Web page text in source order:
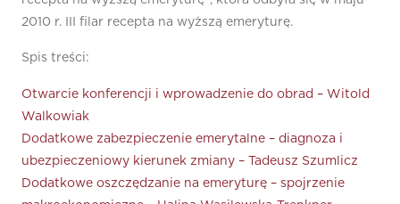
2010 r. III filar recepta na wyższą emeryturę.
Spis treści:
Otwarcie konferencji i wprowadzenie do obrad – Witold
Walkowiak
Dodatkowe zabezpieczenie emerytalne – diagnoza i
ubezpieczeniowy kierunek zmiany – Tadeusz Szumlicz
Dodatkowe oszczędzanie na emeryturę – spojrzenie